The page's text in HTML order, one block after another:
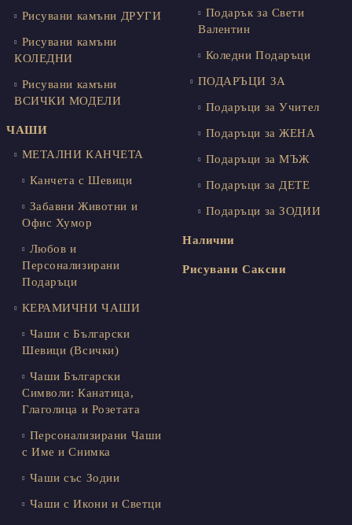
Рисувани камъни ДРУГИ
Рисувани камъни
КОЛЕДНИ
Рисувани камъни
ВСИЧКИ МОДЕЛИ
ЧАШИ
МЕТАЛНИ КАНЧЕТА
Канчета с Шевици
Забавни Животни и
Офис Хумор
Любов и
Персонализирани
Подаръци
КЕРАМИЧНИ ЧАШИ
Чаши с Български
Шевици (Всички)
Чаши Български
Символи: Канатица,
Глаголица и Розетата
Персонализирани Чаши
с Име и Снимка
Чаши със Зодии
Чаши с Икони и Светци
Подарък за Свети
Валентин
Коледни Подаръци
ПОДАРЪЦИ ЗА
Подаръци за Учител
Подаръци за ЖЕНА
Подаръци за МЪЖ
Подаръци за ДЕТЕ
Подаръци за ЗОДИИ
Налични
Рисувани Саксии